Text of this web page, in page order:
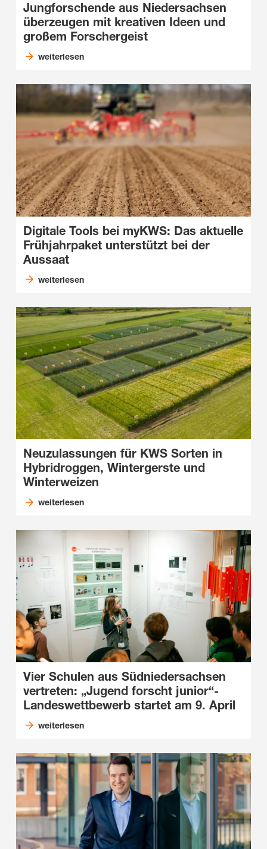
Jungforschende aus Niedersachsen
überzeugen mit kreativen Ideen und
großem Forschergeist
weiterlesen
Digitale Tools bei myKWS: Das aktuelle
Frühjahrpaket unterstützt bei der
Aussaat
weiterlesen
Neuzulassungen für KWS Sorten in
Hybridroggen, Wintergerste und
Winterweizen
weiterlesen
Vier Schulen aus Südniedersachsen
vertreten: „Jugend forscht junior“-
Landeswettbewerb startet am 9. April
weiterlesen